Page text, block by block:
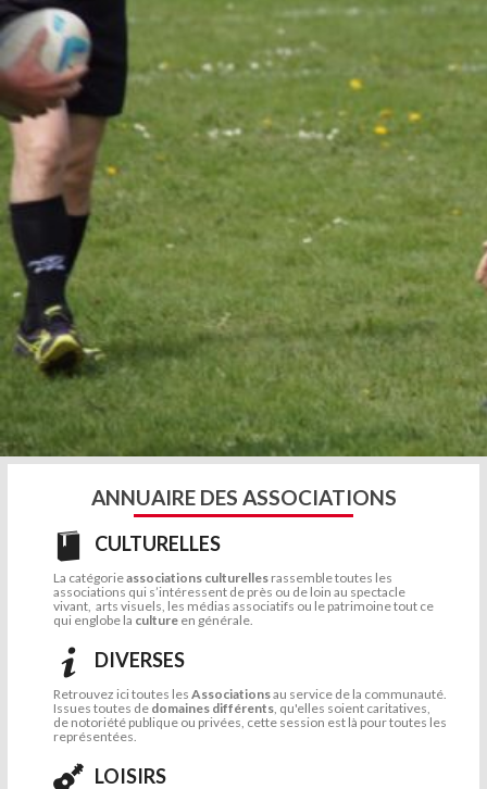
ANNUAIRE DES ASSOCIATIONS
CULTURELLES
La catégorieassociations culturelles rassemble toutes les
associations qui s’intéressent de près ou de loin au spectacle
vivant, arts visuels, les médias associatifs ou le patrimoine tout ce
qui englobe la culture en générale.
DIVERSES
Retrouvez ici toutes les Associationsau service de la communauté.
Issues toutes de domaines différents , qu'elles soient caritatives,
de notoriété publique ou privées, cette session est là pour toutes les
représentées.
LOISIRS